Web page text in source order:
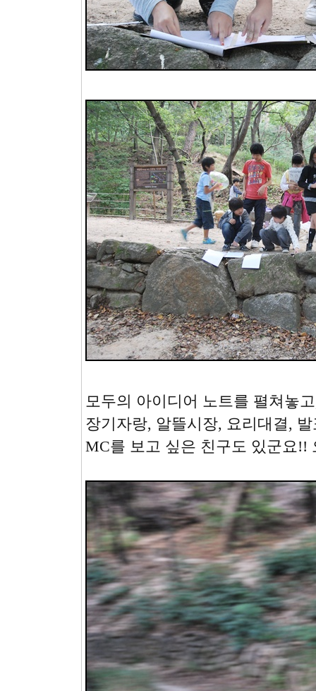
모두의 아이디어 노트를 펼쳐놓
장기자랑, 알뜰시장, 요리대결,
MC를 보고 싶은 친구도 있군요!!